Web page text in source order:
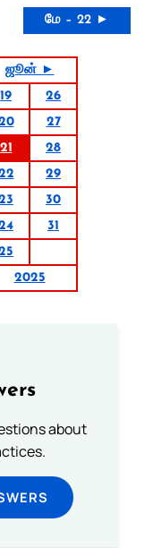
மே – 22 ►
ஜூன் ►
19
26
27
21
28
29
30
31
2025
about